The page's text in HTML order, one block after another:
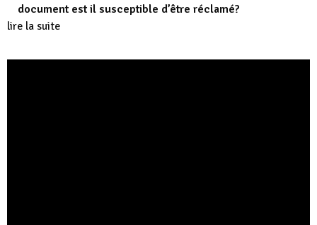
document est il susceptible d’être réclamé?
lire la suite